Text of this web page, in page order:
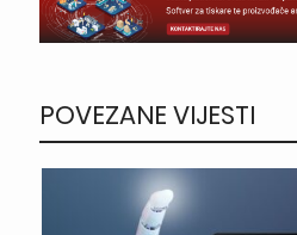
POVEZANE VIJESTI